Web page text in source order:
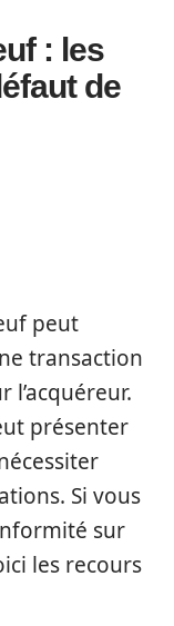
: les
de
peut
transaction
présenter
Si vous
sur
les recours